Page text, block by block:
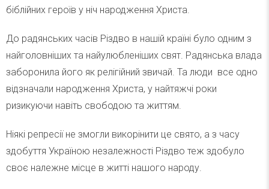
біблійних героїв у ніч народження Христа.
До радянських часів Різдво в нашій країні було одним з
найголовніших та найулюбленіших свят. Радянська влада
заборонила його як релігійний звичай. Та люди все одно
відзначали народження Христа, у найтяжчі роки
ризикуючи навіть свободою та життям.
Ніякі репресії не змогли викорінити це свято, а з часу
здобуття Україною незалежності Різдво теж здобуло
своє належне місце в житті нашого народу.